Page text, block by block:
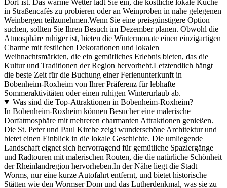
in Straßencafés zu probieren oder an Weinproben in nahe gelegenen
Weinbergen teilzunehmen.Wenn Sie eine preisgünstigere Option
suchen, sollten Sie Ihren Besuch im Dezember planen. Obwohl die
Atmosphäre ruhiger ist, bieten die Wintermonate einen einzigartigen
Charme mit festlichen Dekorationen und lokalen
Weihnachtsmärkten, die ein gemütliches Erlebnis bieten, das die
Kultur und Traditionen der Region hervorhebt.Letztendlich hängt
die beste Zeit für die Buchung einer Ferienunterkunft in
Bobenheim-Roxheim von Ihrer Präferenz für lebhafte
Sommeraktivitäten oder einen ruhigen Winterurlaub ab.
Was sind die Top-Attraktionen in Bobenheim-Roxheim?
In Bobenheim-Roxheim können Besucher eine malerische
Dorfatmosphäre mit mehreren charmanten Attraktionen genießen.
Die St. Peter und Paul Kirche zeigt wunderschöne Architektur und
bietet einen Einblick in die lokale Geschichte. Die umliegende
Landschaft eignet sich hervorragend für gemütliche Spaziergänge
und Radtouren mit malerischen Routen, die die natürliche Schönheit
der Rheinlandregion hervorheben.In der Nähe liegt die Stadt
Worms, nur eine kurze Autofahrt entfernt, und bietet historische
Stätten wie den Wormser Dom und das Lutherdenkmal, was sie zu